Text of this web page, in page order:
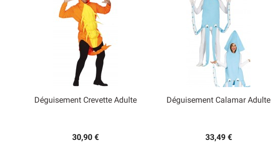
Déguisement Crevette Adulte
30,90 €
Déguisement Calamar Adulte
33,49 €